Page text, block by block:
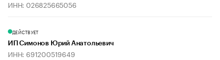
ИНН: 026825665056
ДЕЙСТВУЕТ
ИП Симонов Юрий Анатольевич
ИНН: 691200519649